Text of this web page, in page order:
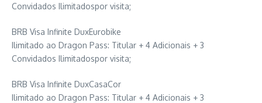
Convidados Ilimitadospor visita;
BRB Visa Infinite DuxEurobike
Ilimitado ao Dragon Pass: Titular + 4 Adicionais + 3
Convidados Ilimitadospor visita;
BRB Visa Infinite DuxCasaCor
Ilimitado ao Dragon Pass: Titular + 4 Adicionais + 3